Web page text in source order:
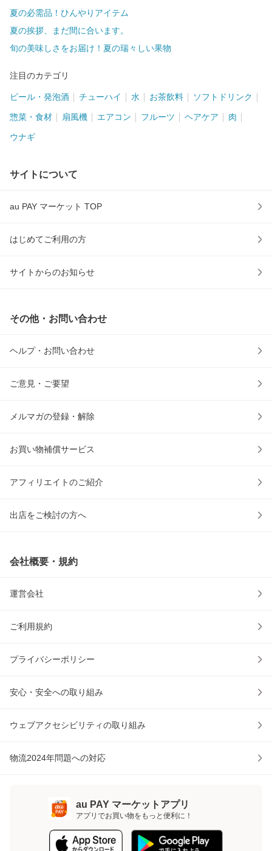
夏の必需品！ひんやりアイテム
夏の挨拶、まだ間に合います。
旬の美味しさをお届け！夏の瑞々しい果物
注目のカテゴリ
ビール・発泡酒 チューハイ 水 お茶飲料 ソフトドリンク
惣菜・食材 扇風機 エアコン フルーツ ヘアケア 肉
ウナギ
サイトについて
au PAY マーケット TOP
はじめてご利用の方
サイトからのお知らせ
その他・お問い合わせ
ヘルプ・お問い合わせ
ご意見・ご要望
メルマガの登録・解除
お買い物補償サービス
アフィリエイトのご紹介
出店をご検討の方へ
会社概要・規約
運営会社
ご利用規約
プライバシーポリシー
安心・安全への取り組み
ウェブアクセシビリティの取り組み
物流2024年問題への対応
au PAY マーケットアプリ
アプリでお買い物をもっと便利に！